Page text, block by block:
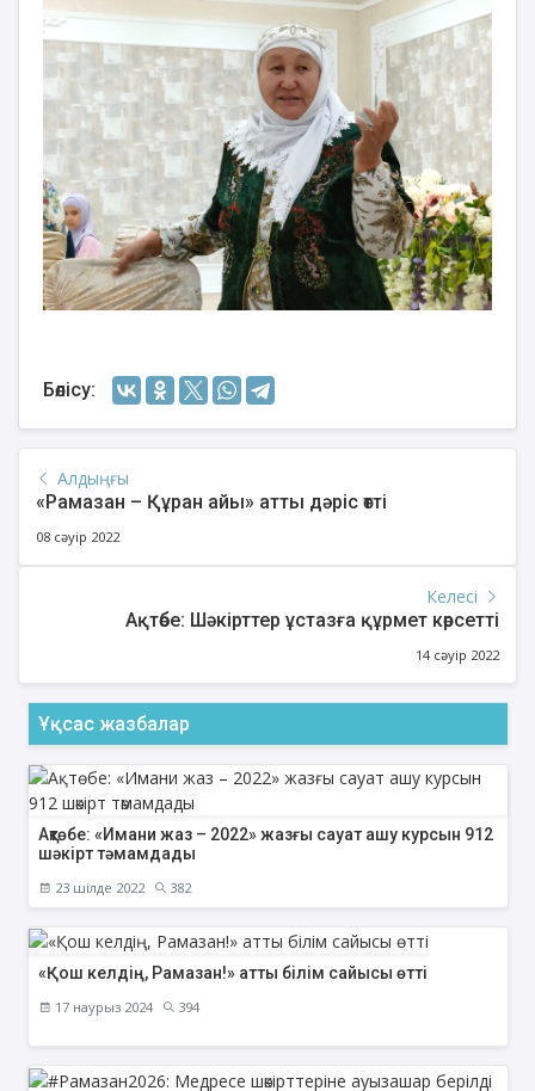
Бөлісу:
Алдыңғы
«Рамазан – Құран айы» атты дәріс өтті
08 сәуір 2022
Келесі
Ақтөбе: Шәкірттер ұстазға құрмет көрсетті
14 сәуір 2022
Ұқсас жазбалар
Ақтөбе: «Имани жаз – 2022» жазғы сауат ашу курсын 912
шәкірт тәмамдады
23 шілде 2022 382
«Қош келдің, Рамазан!» атты білім сайысы өтті
17 наурыз 2024 394